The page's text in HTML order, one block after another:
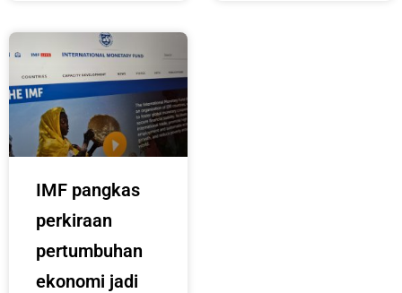
IMF pangkas
perkiraan
pertumbuhan
ekonomi jadi